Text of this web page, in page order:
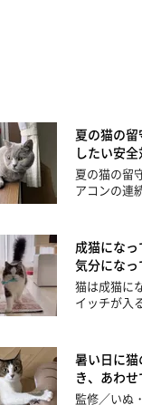
夏の猫の
したい安
夏の猫の留
アコンの連
成猫にな
気分にな
猫は成猫に
イッチが入
暑い日に猫
き、あわ
監修／いぬ